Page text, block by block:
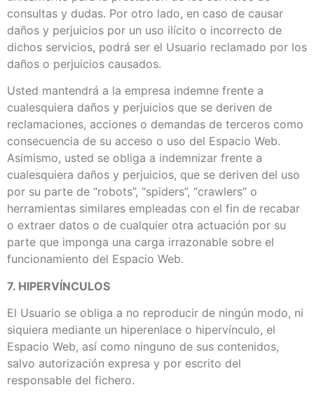
consultas y dudas. Por otro lado, en caso de causar
daños y perjuicios por un uso ilícito o incorrecto de
dichos servicios, podrá ser el Usuario reclamado por los
daños o perjuicios causados.
Usted mantendrá a la empresa indemne frente a
cualesquiera daños y perjuicios que se deriven de
reclamaciones, acciones o demandas de terceros como
consecuencia de su acceso o uso del Espacio Web.
Asimismo, usted se obliga a indemnizar frente a
cualesquiera daños y perjuicios, que se deriven del uso
por su parte de “robots”, “spiders”, “crawlers” o
herramientas similares empleadas con el fin de recabar
o extraer datos o de cualquier otra actuación por su
parte que imponga una carga irrazonable sobre el
funcionamiento del Espacio Web.
7. HIPERVÍNCULOS
El Usuario se obliga a no reproducir de ningún modo, ni
siquiera mediante un hiperenlace o hipervínculo, el
Espacio Web, así como ninguno de sus contenidos,
salvo autorización expresa y por escrito del
responsable del fichero.